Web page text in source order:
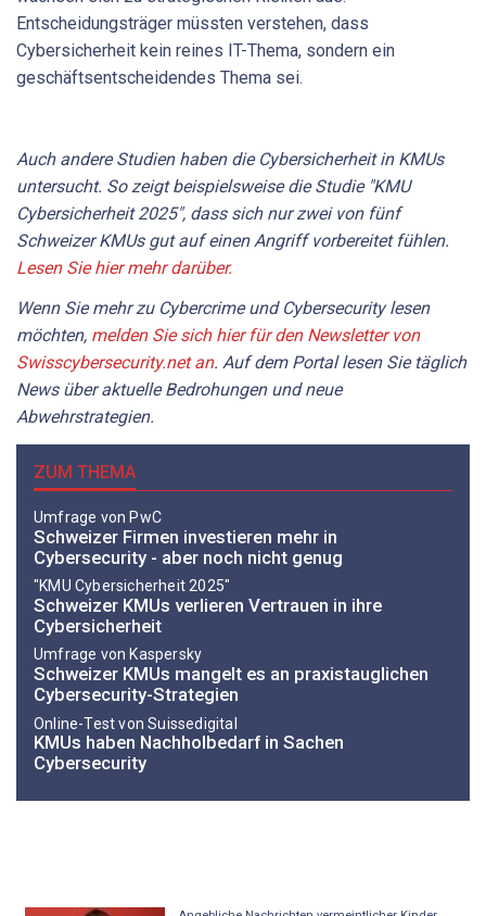
Entscheidungsträger müssten verstehen, dass
Cybersicherheit kein reines IT-Thema, sondern ein
geschäftsentscheidendes Thema sei.
Auch andere Studien haben die Cybersicherheit in KMUs
untersucht. So zeigt beispielsweise die Studie "KMU
Cybersicherheit 2025", dass sich nur zwei von fünf
Schweizer KMUs gut auf einen Angriff vorbereitet fühlen.
Lesen Sie hier mehr darüber.
Wenn Sie mehr zu Cybercrime und Cybersecurity lesen
möchten, melden Sie sich hier für den Newsletter von
Swisscybersecurity.net an. Auf dem Portal lesen Sie täglich
News über aktuelle Bedrohungen und neue
Abwehrstrategien.
ZUM THEMA
Umfrage von PwC
Schweizer Firmen investieren mehr in
Cybersecurity - aber noch nicht genug
"KMU Cybersicherheit 2025"
Schweizer KMUs verlieren Vertrauen in ihre
Cybersicherheit
Umfrage von Kaspersky
Schweizer KMUs mangelt es an praxistauglichen
Cybersecurity-Strategien
Online-Test von Suissedigital
KMUs haben Nachholbedarf in Sachen
Cybersecurity